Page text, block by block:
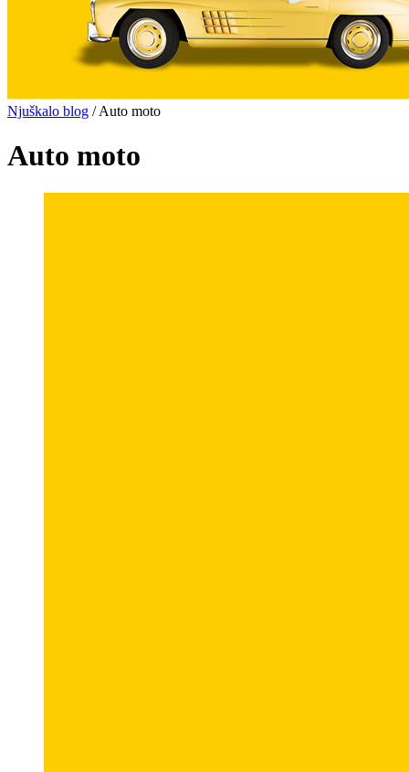
Njuškalo blog / Auto moto
Auto moto